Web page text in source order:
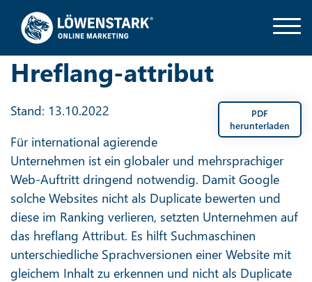
Hreflang-attribut
PDF
herunterladen
Stand: 13.10.2022
Für international agierende
Unternehmen ist ein globaler und mehrsprachiger
Web-Auftritt dringend notwendig. Damit Google
solche Websites nicht als Duplicate bewerten und
diese im Ranking verlieren, setzten Unternehmen auf
das hreflang Attribut. Es hilft Suchmaschinen
unterschiedliche Sprachversionen einer Website mit
gleichem Inhalt zu erkennen und nicht als Duplicate